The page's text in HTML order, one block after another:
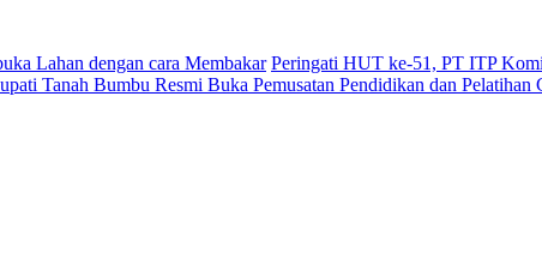
Lahan dengan cara Membakar Peringati HUT ke-51, PT ITP
Tanah Bumbu Resmi Buka Pemusatan Pendidikan dan Pelatihan